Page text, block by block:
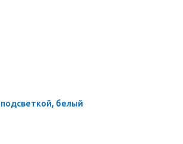
подсветкой, белый